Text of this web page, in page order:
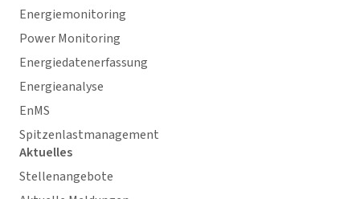
Energiemonitoring
Power Monitoring
Energiedatenerfassung
Energieanalyse
EnMS
Spitzenlastmanagement
Aktuelles
Stellenangebote